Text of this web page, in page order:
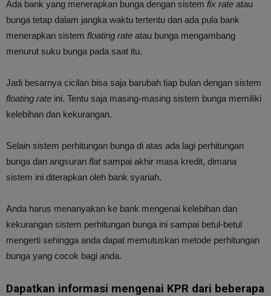
Ada bank yang menerapkan bunga dengan sistem fix rate atau
bunga tetap dalam jangka waktu tertentu dan ada pula bank
menerapkan sistem floating rate atau bunga mengambang
menurut suku bunga pada saat itu.
Jadi besarnya cicilan bisa saja barubah tiap bulan dengan sistem
floating rate ini. Tentu saja masing-masing sistem bunga memiliki
kelebihan dan kekurangan.
Selain sistem perhitungan bunga di atas ada lagi perhitungan
bunga dan angsuran flatsampai akhir masa kredit, dimana
sistem ini diterapkan oleh bank syariah.
Anda harus menanyakan ke bank mengenai kelebihan dan
kekurangan sistem perhitungan bunga ini sampai betul-betul
mengerti sehingga anda dapat memutuskan metode perhitungan
bunga yang cocok bagi anda.
Dapatkan informasi mengenai KPR dari beberapa